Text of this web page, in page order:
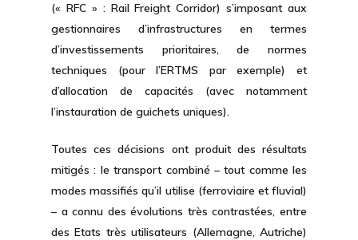
(« RFC » : Rail Freight Corridor) s’imposant aux
gestionnaires d’infrastructures en termes
d’investissements prioritaires, de normes
techniques (pour l’ERTMS par exemple) et
d’allocation de capacités (avec notamment
l’instauration de guichets uniques).
Toutes ces décisions ont produit des résultats
mitigés : le transport combiné – tout comme les
modes massifiés qu’il utilise (ferroviaire et fluvial)
– a connu des évolutions très contrastées, entre
des Etats très utilisateurs (Allemagne, Autriche)